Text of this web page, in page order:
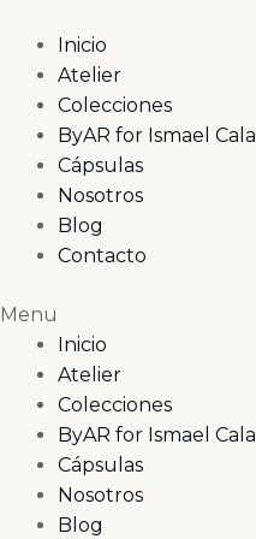
contenido
Inicio
Atelier
Colecciones
ByAR for Ismael Cala
Cápsulas
Nosotros
Blog
Contacto
Menu
Inicio
Atelier
Colecciones
ByAR for Ismael Cala
Cápsulas
Nosotros
Blog
Turco
cantidad